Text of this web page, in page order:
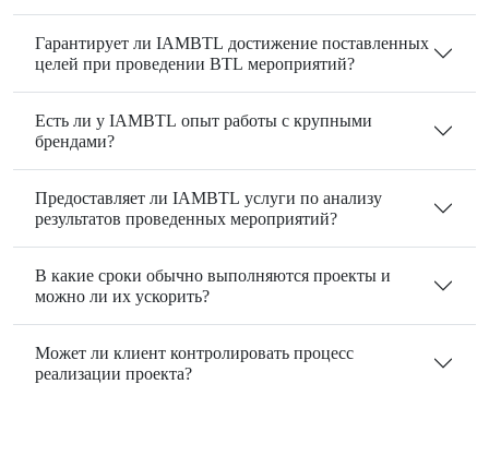
Гарантирует ли IAMBTL достижение поставленных
целей при проведении BTL мероприятий?
Есть ли у IAMBTL опыт работы с крупными
брендами?
Предоставляет ли IAMBTL услуги по анализу
результатов проведенных мероприятий?
В какие сроки обычно выполняются проекты и
можно ли их ускорить?
Может ли клиент контролировать процесс
реализации проекта?